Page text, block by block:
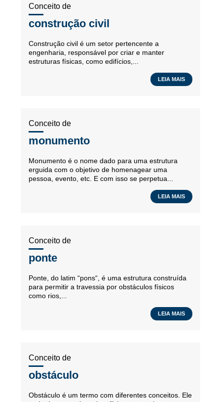
Conceito de
construção civil
Construção civil é um setor pertencente a
engenharia, responsável por criar e manter
estruturas físicas, como edifícios,...
LEIA MAIS
Conceito de
monumento
Monumento é o nome dado para uma estrutura
erguida com o objetivo de homenagear uma
pessoa, evento, etc. E com isso se perpetua...
LEIA MAIS
Conceito de
ponte
Ponte, do latim “pons“, é uma estrutura construída
para permitir a travessia por obstáculos físicos
como rios,...
LEIA MAIS
Conceito de
obstáculo
Obstáculo é um termo com diferentes conceitos. Ele